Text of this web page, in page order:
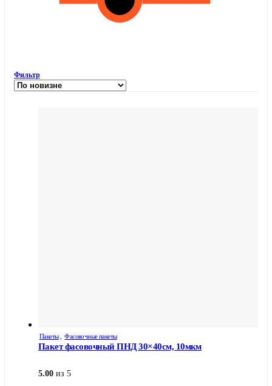
Фильтр
Пакеты, Фасовочные пакеты
Пакет фасовочный ПНД 30×40см, 10мкм
5.00 из 5